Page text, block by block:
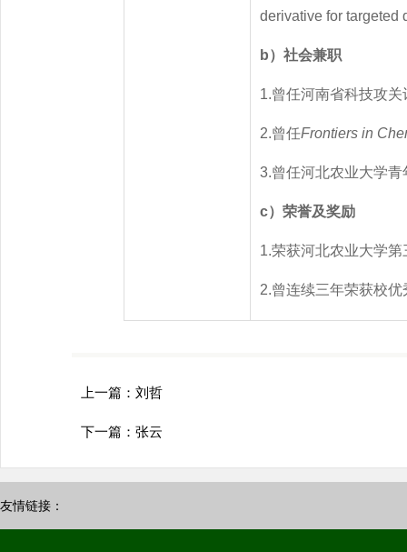
derivative for targeted
b）社会兼职
1.曾任河南省科技攻
2.曾任Frontiers in
3.曾任河北农业大学
c）荣誉及奖励
1.荣获河北农业大学
2.曾连续三年荣获校
上一篇： 刘哲
下一篇： 张云
友情链接：